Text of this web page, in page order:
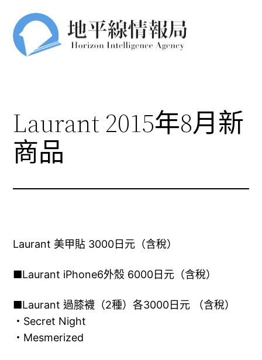
Laurant 2015年8月新
商品
Laurant 美甲貼 3000日元（含稅）
■Laurant iPhone6外殼 6000日元（含稅）
■Laurant 過膝襪（2種）各3000日元 （含稅）
・Secret Night
・Mesmerized